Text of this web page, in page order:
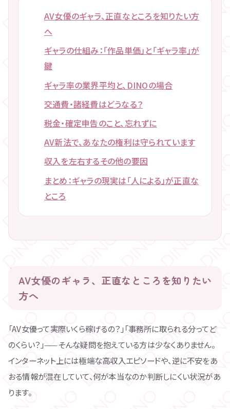
AV女優のギャラ、正直なところを知りたい方
へ
ギャラの仕組み：「作品単価」と「ギャラ率」が
鍵
ギャラ率の業界平均と、DINOの場合
交通費・諸経費はどうなる？
税金・確定申告のこと、忘れずに
AV新法で、あなたの権利は守られています
収入を左右するその他の要因
まとめ：ギャラの現実は「人による」が正直な
ところ
AV女優のギャラ、正直なところを知りたい
方へ
「AV女優って実際いくら稼げるの？」「事務所に取られる分ってど
のくらい？」——そんな疑問を抱えている方は少なくありません。
インターネット上には極端な高収入エピソードや、逆に不安をあ
おる情報が混在していて、何が本当なのか判断しにくい状況があ
ります。